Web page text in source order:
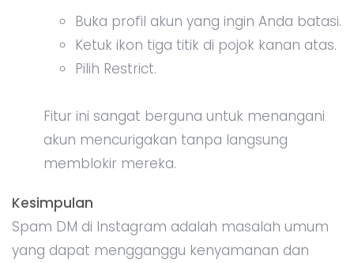
Buka profil akun yang ingin Anda batasi.
Ketuk ikon tiga titik di pojok kanan atas.
Pilih Restrict.
Fitur ini sangat berguna untuk menangani
akun mencurigakan tanpa langsung
memblokir mereka.
Kesimpulan
Spam DM di Instagram adalah masalah umum
yang dapat mengganggu kenyamanan dan